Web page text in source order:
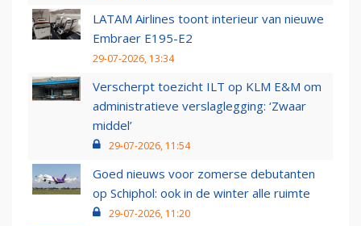
LATAM Airlines toont interieur van nieuwe
Embraer E195-E2
29-07-2026, 13:34
Verscherpt toezicht ILT op KLM E&M om
administratieve verslaglegging: ‘Zwaar
middel’
29-07-2026, 11:54
Goed nieuws voor zomerse debutanten
op Schiphol: ook in de winter alle ruimte
29-07-2026, 11:20